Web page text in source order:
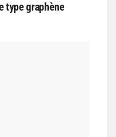
type graphène